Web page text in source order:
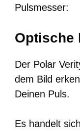
Pulsmesser:
Optische
Der Polar
dem Bild
Deinen Puls.
Es handelt